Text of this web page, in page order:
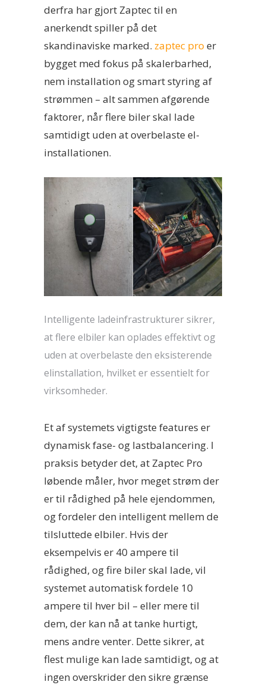
derfra har gjort Zaptec til en
anerkendt spiller på det
skandinaviske marked. zaptec pro er
bygget med fokus på skalerbarhed,
nem installation og smart styring af
strømmen – alt sammen afgørende
faktorer, når flere biler skal lade
samtidigt uden at overbelaste el-
installationen.
Intelligente ladeinfrastrukturer sikrer,
at flere elbiler kan oplades effektivt og
uden at overbelaste den eksisterende
elinstallation, hvilket er essentielt for
virksomheder.
Et af systemets vigtigste features er
dynamisk fase- og lastbalancering. I
praksis betyder det, at Zaptec Pro
løbende måler, hvor meget strøm der
er til rådighed på hele ejendommen,
og fordeler den intelligent mellem de
tilsluttede elbiler. Hvis der
eksempelvis er 40 ampere til
rådighed, og fire biler skal lade, vil
systemet automatisk fordele 10
ampere til hver bil – eller mere til
dem, der kan nå at tanke hurtigt,
mens andre venter. Dette sikrer, at
flest mulige kan lade samtidigt, og at
ingen overskrider den sikre grænse